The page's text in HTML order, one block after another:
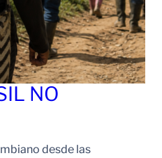
NO
desde las